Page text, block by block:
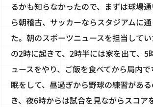
るかも知らなかったので、まずは球場
ら朝稽古、サッカーならスタジアムに
た。朝のスポーツニュースを担当して
の2時に起きて、2時半には家を出て、5
ュースをやり、ご飯を食べてから局内
眠をして、昼過ぎから野球の練習があ
き、夜6時からは試合を見ながらスコア